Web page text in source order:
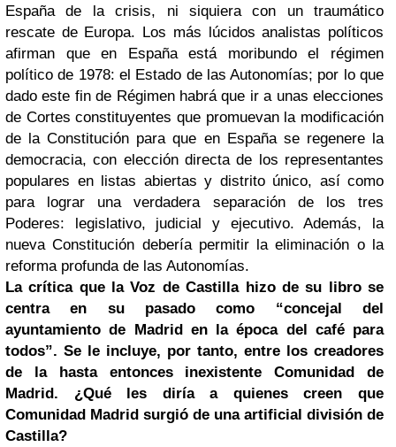
España de la crisis, ni siquiera con un traumático
rescate de Europa. Los más lúcidos analistas políticos
afirman que en España está moribundo el régimen
político de 1978: el Estado de las Autonomías; por lo que
dado este fin de Régimen habrá que ir a unas elecciones
de Cortes constituyentes que promuevan la modificación
de la Constitución para que en España se regenere la
democracia, con elección directa de los representantes
populares en listas abiertas y distrito único, así como
para lograr una verdadera separación de los tres
Poderes: legislativo, judicial y ejecutivo. Además, la
nueva Constitución debería permitir la eliminación o la
reforma profunda de las Autonomías.
La crítica que la Voz de Castilla hizo de su libro se
centra en su pasado como “concejal del
ayuntamiento de Madrid en la época del café para
todos”. Se le incluye, por tanto, entre los creadores
de la hasta entonces inexistente Comunidad de
Madrid. ¿Qué les diría a quienes creen que
Comunidad Madrid surgió de una artificial división de
Castilla?